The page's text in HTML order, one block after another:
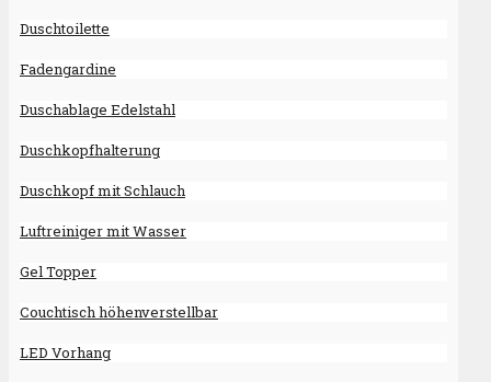
Duschtoilette
Fadengardine
Duschablage Edelstahl
Duschkopfhalterung
Duschkopf mit Schlauch
Luftreiniger mit Wasser
Gel Topper
Couchtisch höhenverstellbar
LED Vorhang